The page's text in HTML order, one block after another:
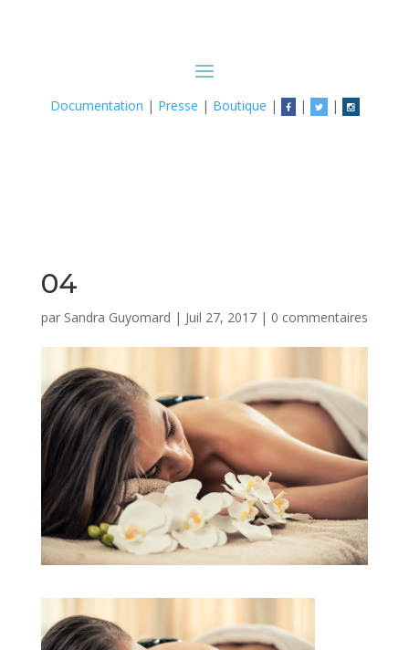
Documentation | Presse | Boutique | | |
04
par Sandra Guyomard | Juil 27, 2017| 0 commentaires